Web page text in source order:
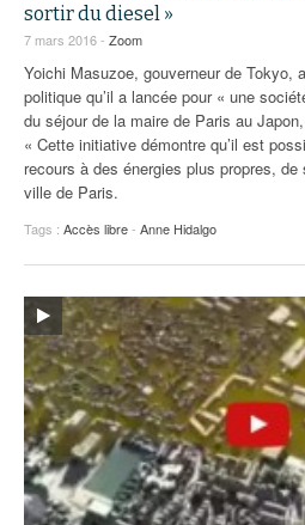
sortir du diesel »
7 mars 2016 - Zoom
Yoichi Masuzoe, gouverneur de Tokyo,
politique qu’il a lancée pour « une
du séjour de la maire de Paris au
« Cette initiative démontre qu’il est
recours à des énergies plus propres,
ville de Paris.
Tags : Accès libre- Anne Hidalgo